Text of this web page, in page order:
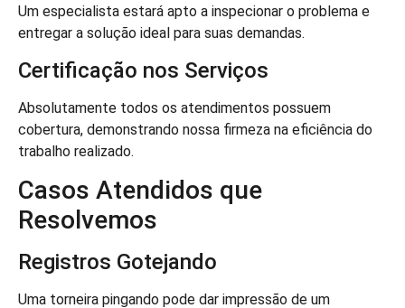
Um especialista estará apto a inspecionar o problema e
entregar a solução ideal para suas demandas.
Certificação nos Serviços
Absolutamente todos os atendimentos possuem
cobertura, demonstrando nossa firmeza na eficiência do
trabalho realizado.
Casos Atendidos que
Resolvemos
Registros Gotejando
Uma torneira pingando pode dar impressão de um